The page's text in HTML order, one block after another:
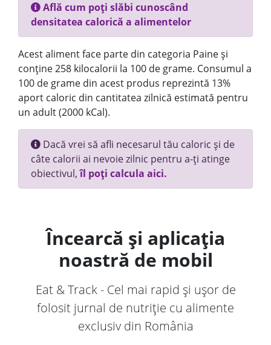
Află cum poți slăbi cunoscând
densitatea calorică a alimentelor
Acest aliment face parte din categoria Paine și
conține 258 kilocalorii la 100 de grame. Consumul a
100 de grame din acest produs reprezintă 13%
aport caloric din cantitatea zilnică estimată pentru
un adult (2000 kCal).
Dacă vrei să afli necesarul tău caloric și de
câte calorii ai nevoie zilnic pentru a-ți atinge
obiectivul,îl poți calcula aici.
Încearcă și aplicația
noastră de mobil
Eat & Track - Cel mai rapid și ușor de
folosit jurnal de nutriție cu alimente
exclusiv din România